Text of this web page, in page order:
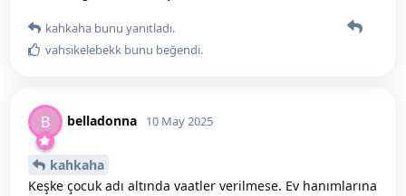
kahkaha bunu yanıtladı.
vahsikelebekk bunu beğendi.
B belladonna 10 May 2025
kahkaha
Keşke çocuk adı altında vaatler verilmese. Ev hanımlarına